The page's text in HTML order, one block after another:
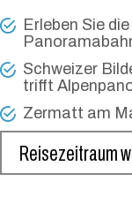
Erleben Sie
Schweizer
trifft
Zermatt am